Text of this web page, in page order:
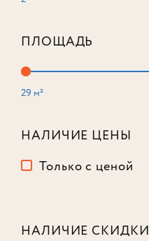
ПЛОЩАДЬ
29 м²
НАЛИЧИЕ ЦЕНЫ
Только с ценой
НАЛИЧИЕ СКИДКИ
Корпус
Этаж